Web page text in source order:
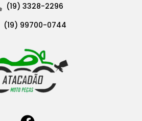
(19) 3328-2296
(19) 99700-0744